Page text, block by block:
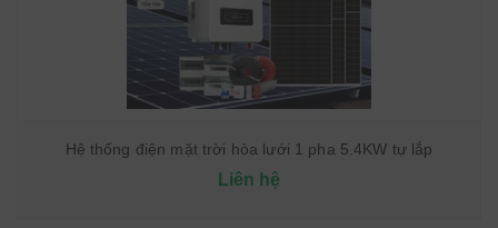
Hệ thống điện mặt trời hòa lưới 1 pha 5.4KW tự lắp
Liên hệ